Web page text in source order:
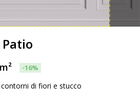
-16%
di fiori e stucco